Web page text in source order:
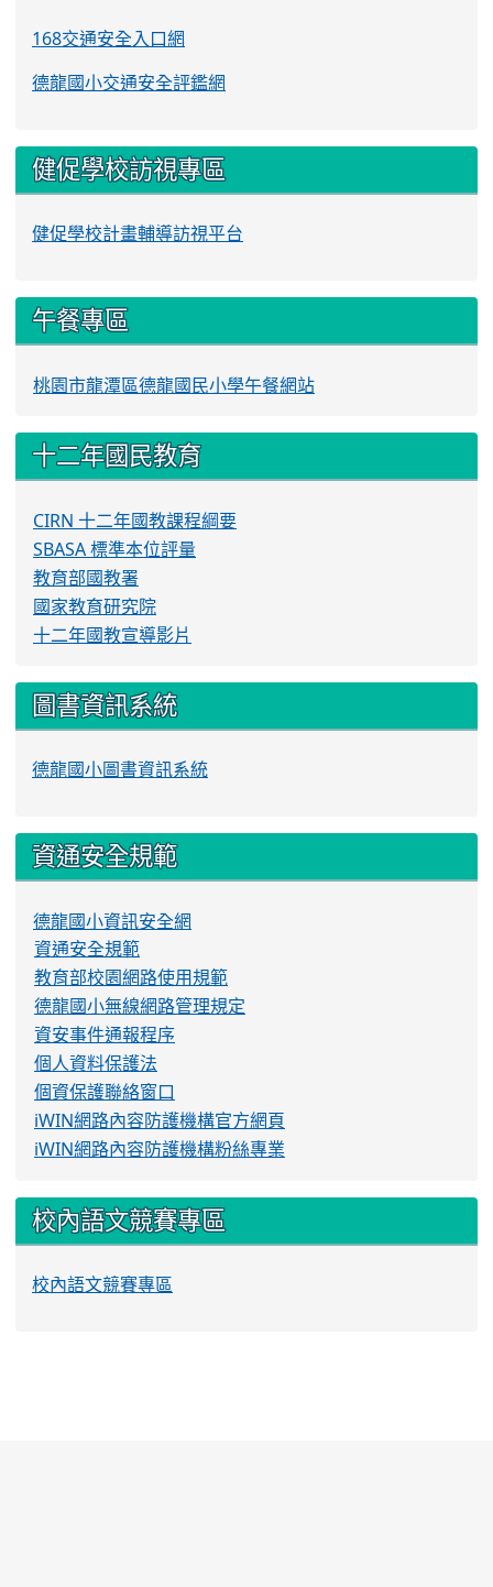
168交通安全入口網
德龍國小交通安全評鑑網
健促學校訪視專區
健促學校計畫輔導訪視平台
午餐專區
桃園市龍潭區德龍國民小學午餐網站
十二年國民教育
CIRN 十二年國教課程綱要
SBASA 標準本位評量
教育部國教署
國家教育研究院
十二年國教宣導影片
圖書資訊系統
德龍國小圖書資訊系統
資通安全規範
德龍國小資訊安全網
資通安全規範
教育部校園網路使用規範
德龍國小無線網路管理規定
資安事件通報程序
個人資料保護法
個資保護聯絡窗口
iWIN網路內容防護機構官方網頁
iWIN網路內容防護機構粉絲專業
校內語文競賽專區
校內語文競賽專區